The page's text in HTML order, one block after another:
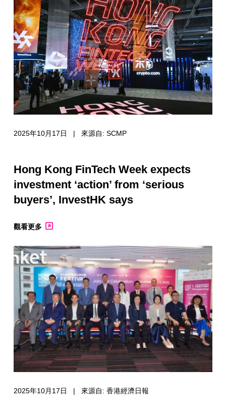
2025年10月17日 | 來源自: SCMP
Hong Kong FinTech Week expects
investment ‘action’ from ‘serious
buyers’, InvestHK says
觀看更多
2025年10月17日 | 來源自: 香港經濟日報